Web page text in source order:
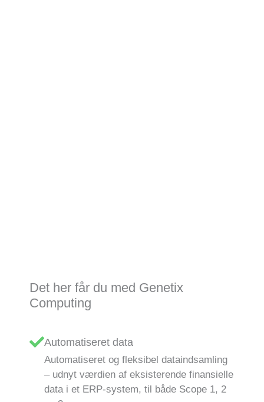
Det her får du med Genetix
Computing
Automatiseret data
Automatiseret og fleksibel dataindsamling
– udnyt værdien af eksisterende finansielle
data i et ERP-system, til både Scope 1, 2